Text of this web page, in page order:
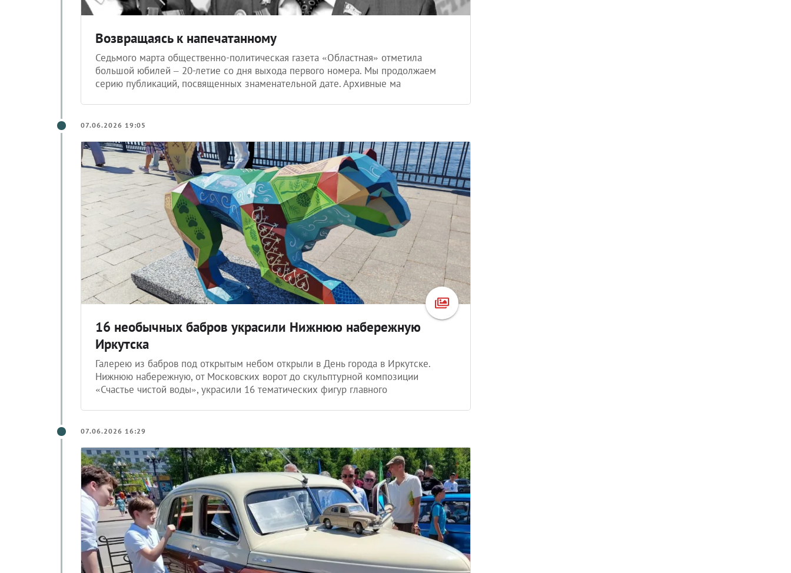
Возвращаясь к напечатанному
Седьмого марта общественно-политическая газета «Областная» отметила
большой юбилей – 20-летие со дня выхода первого номера. Мы продолжаем
серию публикаций, посвященных знаменательной дате. Архивные ма
07.06.2026 19:05
16 необычных бабров украсили Нижнюю набережную
Иркутска
Галерею из бабров под открытым небом открыли в День города в Иркутске.
Нижнюю набережную, от Московских ворот до скульптурной композиции
«Счастье чистой воды», украсили 16 тематических фигур главного
07.06.2026 16:29